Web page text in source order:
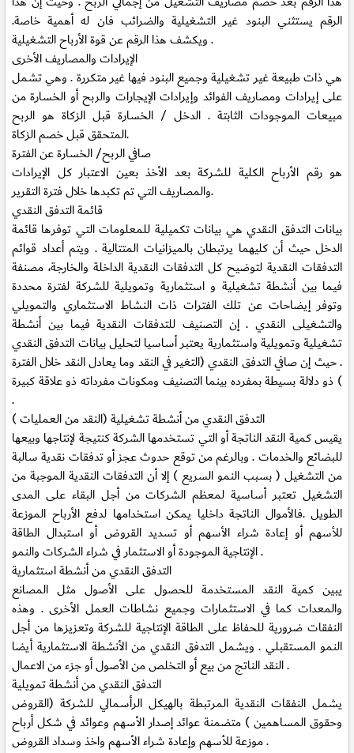
الرقم يستثني البنود غير التشغيلية والضرائب فان له أهمية خاصة.
ويكشف هذا الرقم عن قوة الأرباح التشغيلية .
الإيرادات والمصاريف الأخرى
هي ذات طبيعة غير تشغيلية وجميع البنود فيها غير متكررة . وهي تشمل
على إيرادات ومصاريف الفوائد وإيرادات الإيجارات والربح أو الخسارة من
مبيعات الموجودات الثابتة . الدخل / الخسارة قبل الزكاة هو الربح
المتحقق قبل خصم الزكاة.
صافي الربح/ الخسارة عن الفترة
هو رقم الأرباح الكلية للشركة بعد الأخذ بعين الاعتبار كل الإيرادات
والمصاريف التي تم تكبدها خلال فترة التقرير.
قائمة التدفق النقدي
بيانات التدفق النقدي هي بيانات تكميلية للمعلومات التي توفرها قائمة
الدخل حيث أن كليهما يرتبطان بالميزانيات المتتالية . ويتم أعداد قوائم
التدفقات النقدية لتوضيح كل التدفقات النقدية الداخلة والخارجة، مصنفة
فيما بين أنشطة تشغيلية و استثمارية وتمويلية للشركة لفترة محددة
وتوفر إيضاحات عن تلك الفترات ذات النشاط الاستثماري والتمويلي
والتشغيلى النقدي . إن التصنيف للتدفقات النقدية فيما بين أنشطة
تشغيلية وتمويلية واستثمارية يعتبر أساسيا لتحليل بيانات التدفق النقدي
. حيث إن صافي التدفق النقدي (التغير في النقد وما يعادل النقد خلال الفترة
) ذو دلالة بسيطة بمفرده بينما التصنيف ومكونات مفرداته ذو علاقة كبيرة
.
التدفق النقدي من أنشطة تشغيلية (النقد من العمليات )
يقيس كمية النقد الناتجة أو التي تستخدمها الشركة كنتيجة لإنتاجها وبيعها
للبضائع والخدمات . وبالرغم من توقع حدوث عجز أو تدفقات نقدية سالبة
من التشغيل ( بسبب النمو السريع ) إلا أن التدفقات النقدية الموجبة من
التشغيل تعتبر أساسية لمعظم الشركات من أجل البقاء على المدى
الطويل .فالأموال الناتجة داخليا يمكن استخدامها لدفع الأرباح الموزعة
للأسهم أو إعادة شراء الأسهم أو تسديد القروض أو استبدال الطاقة
الإنتاجية الموجودة أو الاستثمار في شراء الشركات والنمو .
التدفق النقدي من أنشطة استثمارية
يبين كمية النقد المستخدمة للحصول على الأصول مثل المصانع
والمعدات كما في الاستثمارات وجميع نشاطات العمل الأخرى . وهذه
النفقات ضرورية للحفاظ على الطاقة الإنتاجية للشركة وتعزيزها من أجل
النمو المستقبلي . ويشمل التدفق النقدي من الأنشطة الاستثمارية أيضا
النقد الناتج من بيع أو التخلص من الأصول أو جزء من الاعمال .
التدفق النقدي من أنشطة تمويلية
يشمل النفقات النقدية المرتبطة بالهيكل الرأسمالي للشركة (القروض
وحقوق المساهمين ) متضمنة عوائد إصدار الأسهم وعوائد في شكل أرباح
موزعة للأسهم وإعادة شراء الأسهم واخذ وسداد القروض .